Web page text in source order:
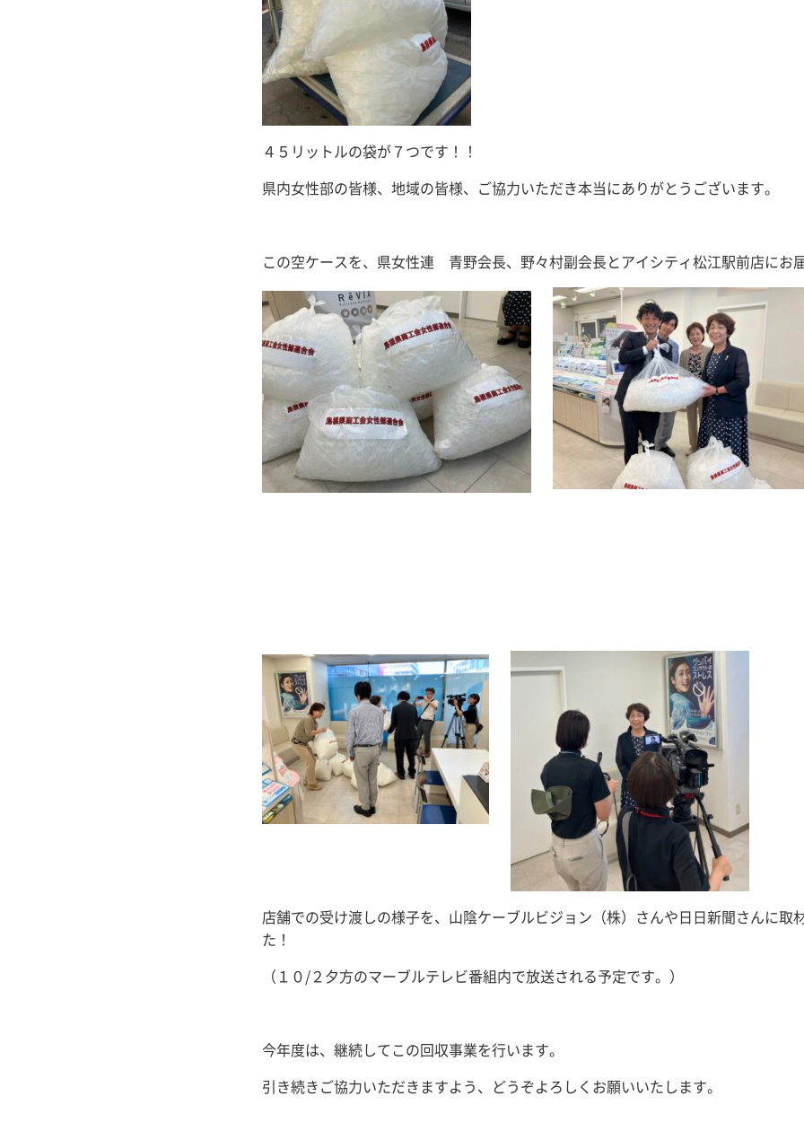
４５リットルの袋が７つです！！
県内女性部の皆様、地域の皆様、ご協力いただき本当にありがとうございます。
この空ケースを、県女性連 青野会長、野々村副会長とアイシティ松江駅前店にお
店舗での受け渡しの様子を、山陰ケーブルビジョン（株）さんや日日新聞さんに取
た！
（１０/２夕方のマーブルテレビ番組内で放送される予定です。）
今年度は、継続してこの回収事業を行います。
引き続きご協力いただきますよう、どうぞよろしくお願いいたします。